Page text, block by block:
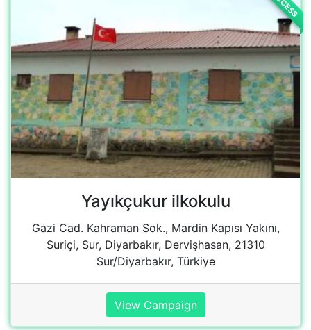
Gazi Cad. Kahraman Sok., Mardin Kapısı Yakını,
Suriçi, Sur, Diyarbakır, Dervişhasan, 21310
Sur/Diyarbakır, Türkiye
View Campaign
SUCCESS